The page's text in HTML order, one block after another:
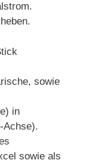
sowie
in
Achse).
sowie als